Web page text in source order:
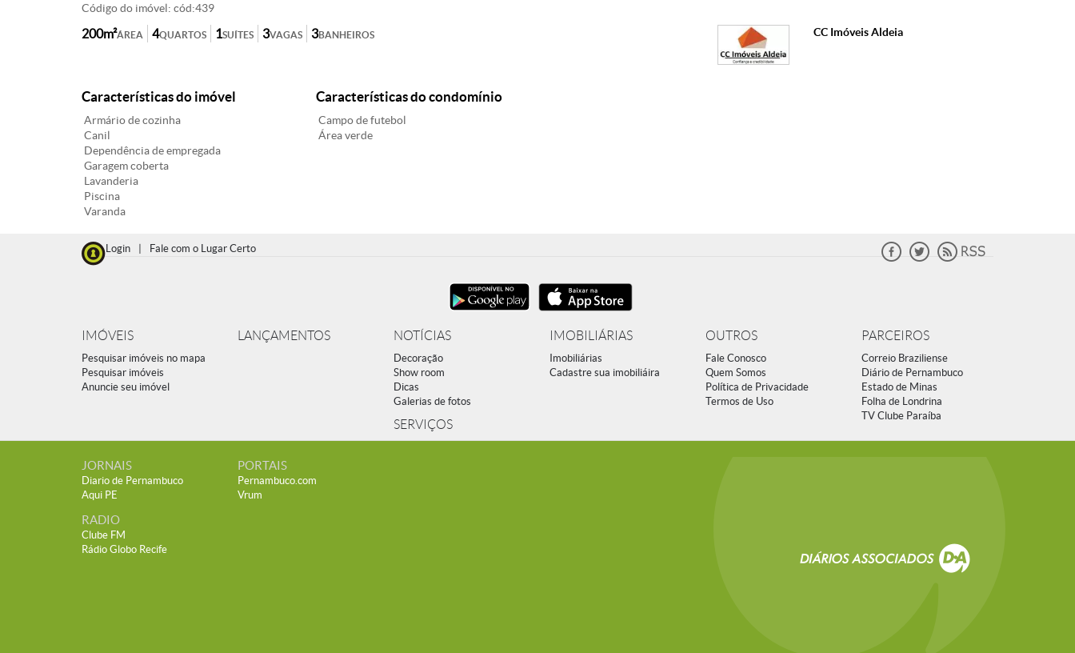
Código do imóvel: cód:439
ÁREA
200m² QUARTOS
4 SUÍTES
1 VAGAS
3 BANHEIROS
3 CC Imóveis Aldeia
Características do imóvel
Armário de cozinha
Canil
Dependência de empregada
Garagem coberta
Lavanderia
Piscina
Varanda
Características do condomínio
Campo de futebol
Área verde
Login Fale com o Lugar Certo
IMÓVEIS
Pesquisar imóveis no mapa
Pesquisar imóveis
Anuncie seu imóvel
LANÇAMENTOS NOTÍCIAS
Decoração
Show room
Dicas
Galerias de fotos
SERVIÇOS
IMOBILIÁRIAS
Imobiliárias
Cadastre sua imobiliáira
OUTROS
Fale Conosco
Quem Somos
Política de Privacidade
Termos de Uso
PARCEIROS
Correio Braziliense
Diário de Pernambuco
Estado de Minas
Folha de Londrina
TV Clube Paraíba
JORNAIS
Diario de Pernambuco
Aqui PE
RADIO
Clube FM
Rádio Globo Recife
PORTAIS
Pernambuco.com
Vrum